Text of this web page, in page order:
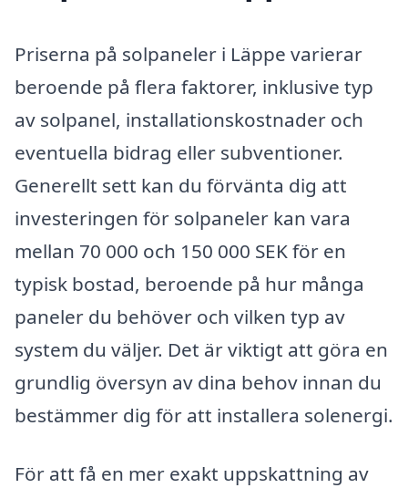
Priserna på solpaneler i Läppe varierar
beroende på flera faktorer, inklusive typ
av solpanel, installationskostnader och
eventuella bidrag eller subventioner.
Generellt sett kan du förvänta dig att
investeringen för solpaneler kan vara
mellan 70 000 och 150 000 SEK för en
typisk bostad, beroende på hur många
paneler du behöver och vilken typ av
system du väljer. Det är viktigt att göra en
grundlig översyn av dina behov innan du
bestämmer dig för att installera solenergi.
För att få en mer exakt uppskattning av